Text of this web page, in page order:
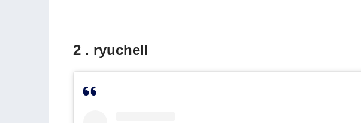
2 . ryuchell